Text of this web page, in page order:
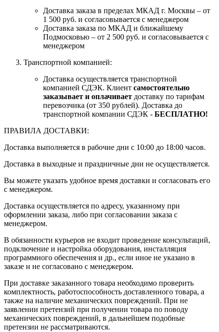
Доставка заказа в пределах МКАД г. Москвы – от
1 500 руб. и согласовывается с менеджером
Доставка заказа по МКАД и ближайшему
Подмосковью – от 2 500 руб. и согласовывается с
менеджером
Транспортной компанией:
Доставка осуществляется транспортной
компанией СДЭК. Клиент самостоятельно
заказывает и оплачивает доставку по тарифам
перевозчика (от 350 рублей). Доставка до
транспортной компании СДЭК - БЕСПЛАТНО!
ПРАВИЛА ДОСТАВКИ:
Доставка выполняется в рабочие дни с 10:00 до 18:00 часов.
Доставка в выходные и праздничные дни не осуществляется.
Вы можете указать удобное время доставки и согласовать его
с менеджером.
Доставка осуществляется по адресу, указанному при
оформлении заказа, либо при согласовании заказа с
менеджером.
В обязанности курьеров не входит проведение консультаций,
подключение и настройка оборудования, инсталляция
программного обеспечения и др., если иное не указано в
заказе и не согласовано с менеджером.
При доставке заказанного товара необходимо проверить
комплектность, работоспособность доставленного товара, а
также на наличие механических повреждений. При не
заявлении претензий при получении товара по поводу
механических повреждений, в дальнейшем подобные
претензии не рассматриваются.